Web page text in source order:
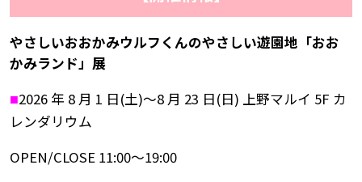
やさしいおおかみウルフくんのやさしい遊園地「おお
かみランド」展
■2026 年 8 月 1 日(土)～8 月 23 日(日) 上野マルイ 5F カ
レンダリウム
OPEN/CLOSE 11:00～19:00